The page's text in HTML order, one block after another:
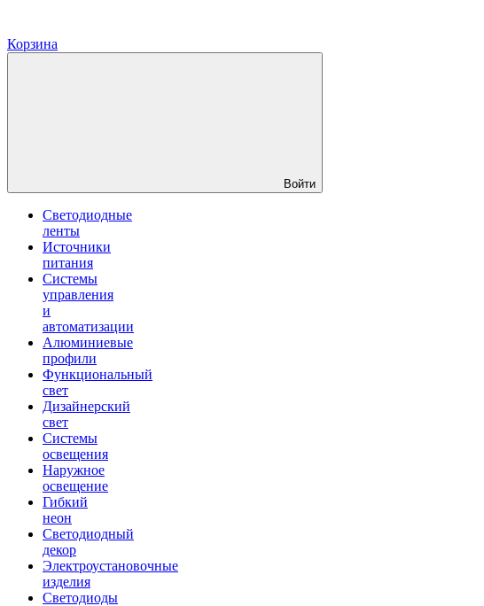
Корзина
Войти
Светодиодные
ленты
Источники
питания
Системы
управления
и
автоматизации
Алюминиевые
профили
Функциональный
свет
Дизайнерский
свет
Системы
освещения
Наружное
освещение
Гибкий
неон
Светодиодный
декор
Электроустановочные
изделия
Светодиоды